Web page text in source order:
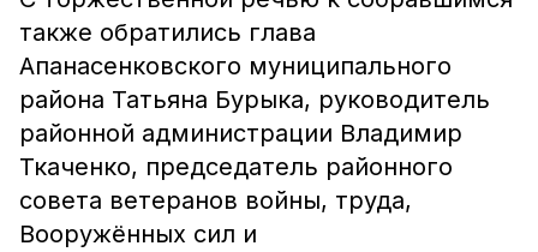
также обратились глава
Апанасенковского муниципального
района Татьяна Бурыка, руководитель
районной администрации Владимир
Ткаченко, председатель районного
совета ветеранов войны, труда,
Вооружённых сил и